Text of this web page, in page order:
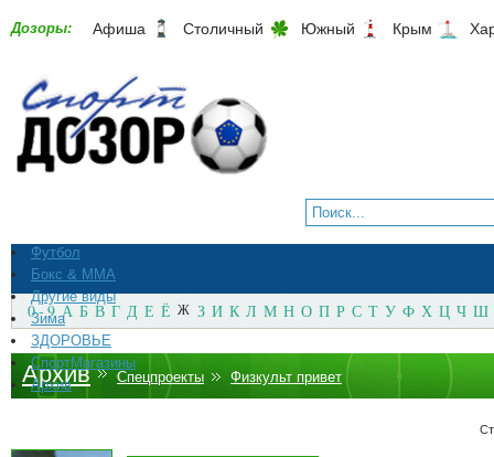
Дозоры: Афиша Столичный Южный Крым
Футбол
Бокс & ММА
Другие виды
Зима
ЗДОРОВЬЕ
СпортМагазины
Архив
0 - 9 А Б В Г Д Е Ё Ж З И К Л М Н О П Р С Т У Ф Х Ц Ч Ш
Архив Спецпроекты Физкульт привет